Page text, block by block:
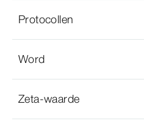
Protocollen
Word
Zeta-waarde